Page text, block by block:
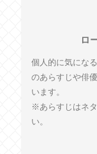
ロ
個人的に気にな
のあらすじや俳
います。
※あらすじはネ
い。